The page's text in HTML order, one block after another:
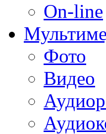
On-line
Фото
Видео